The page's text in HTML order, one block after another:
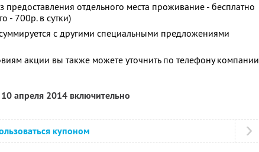
предоставления отдельного места проживание - бесплатно
- 700р. в сутки)
с другими специальными предложениями
акции вы также можете уточнить по телефону компании
апреля 2014 включительно
купоном